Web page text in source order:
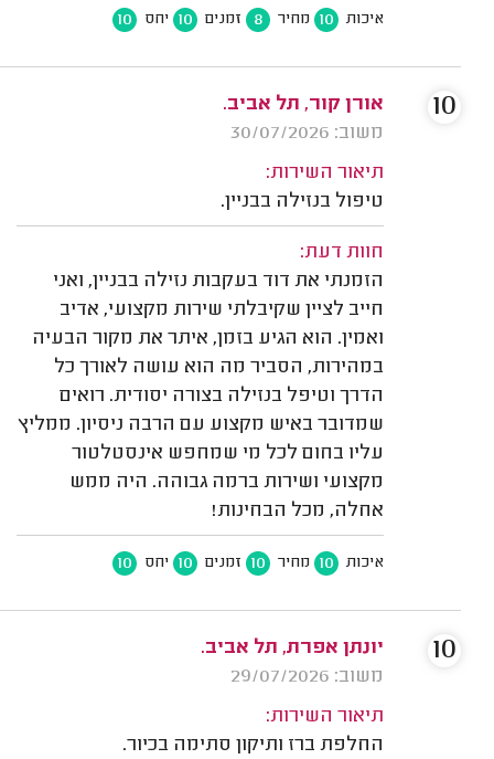
איכות 10 מחיר 8 זמנים 10 יחס 10
אורן קור, תל אביב.
משוב: 30/07/2026
תיאור השירות:
טיפול בנזילה בבניין.
חוות דעת:
הזמנתי את דוד בעקבות נזילה בבניין, ואני
חייב לציין שקיבלתי שירות מקצועי, אדיב
ואמין. הוא הגיע בזמן, איתר את מקור הבעיה
במהירות, הסביר מה הוא עושה לאורך כל
הדרך וטיפל בנזילה בצורה יסודית. רואים
שמדובר באיש מקצוע עם הרבה ניסיון. ממליץ
עליו בחום לכל מי שמחפש אינסטלטור
מקצועי ושירות ברמה גבוהה. היה ממש
אחלה, מכל הבחינות!
איכות 10 מחיר 10 זמנים 10 יחס 10
10
יונתן אפרת, תל אביב.
משוב: 29/07/2026
תיאור השירות:
החלפת ברז ותיקון סתימה בכיור.
10